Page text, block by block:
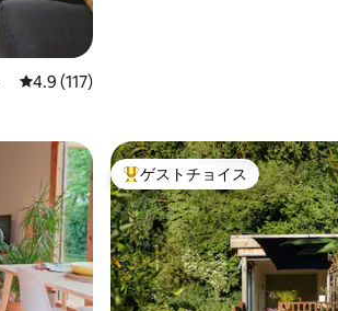
レビュー117件、5つ星中4.9つ星の平均評価
4.9 (117)
大好評のゲストチョイスです。
ゲストチョイス